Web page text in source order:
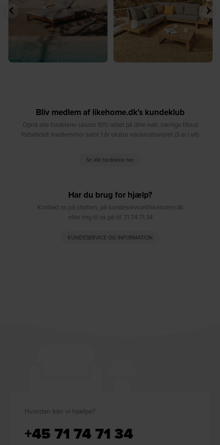
8 0
Bliv medlem af likehome.dk's kundeklub
Opnå alle fordelene såsom 10% rabat på dine køb, særlige tilbud
forbeholdt medlemmer samt 1 år ekstra reklamationsret (3 år i alt)
Se alle fordelene her
Har du brug for hjælp?
Kontakt os på chatten, på kundeservice@likehome.dk
eller ring til os på tlf. 71 74 71 34
KUNDESERVICE OG INFORMATION
Hvordan kan vi hjælpe?
+45 71 74 71 34